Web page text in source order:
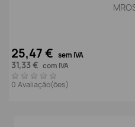
25,47 € sem IVA
31,33 € com IVA
0 Avaliação(ões)